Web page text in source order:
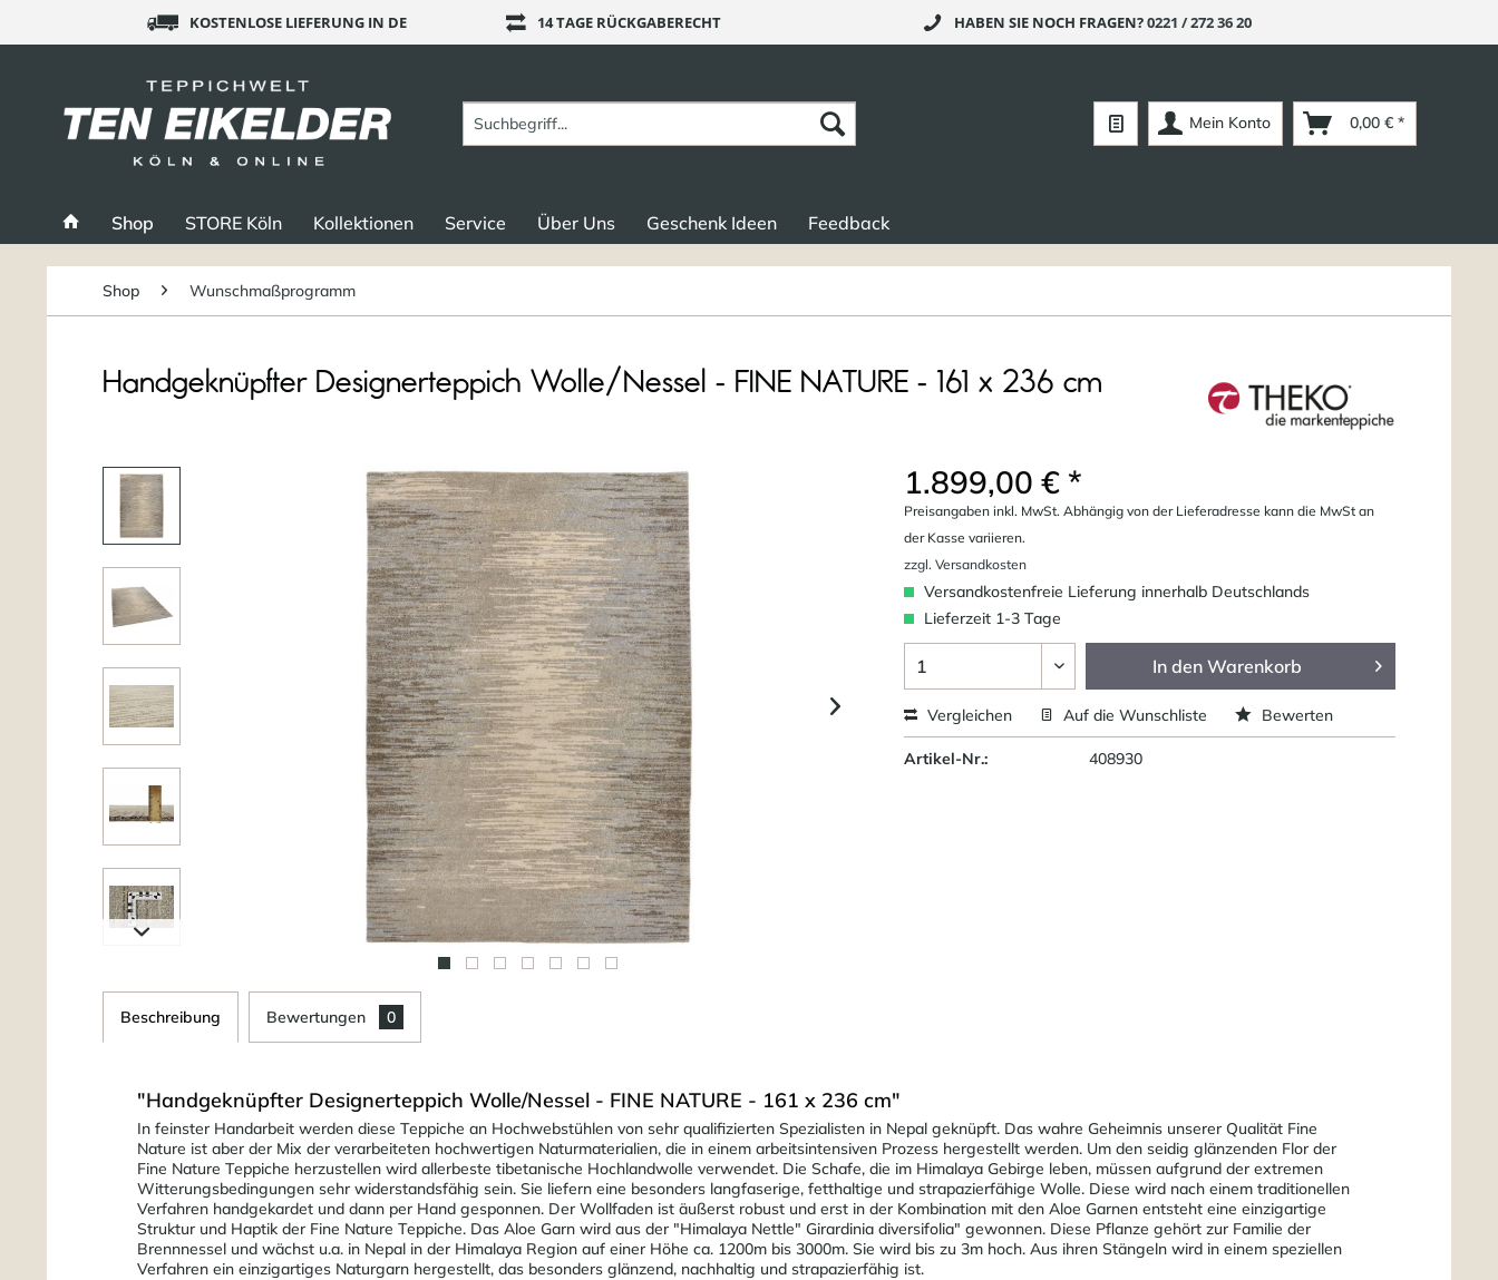
KOSTENLOSE LIEFERUNG IN DE 14 TAGE RÜCKGABERECHT HABEN SIE NOCH FRAGEN?0221 / 272 36 20
Mein Konto 0,00 € *
Shop STORE Köln Kollektionen Service Über Uns Geschenk Ideen Feedback
Shop Wunschmaßprogramm
Handgeknüpfter Designerteppich Wolle/Nessel - FINE NATURE - 161 x 236 cm
1.899,00 € *
Preisangaben inkl. MwSt. Abhängig von der Lieferadresse kann die MwSt an
der Kasse variieren.
zzgl. Versandkosten
Versandkostenfreie Lieferung innerhalb Deutschlands
Lieferzeit 1-3 Tage
In den Warenkorb
Vergleichen Auf die Wunschliste Bewerten
Artikel-Nr.: 408930
Beschreibung Bewertungen 0
"Handgeknüpfter Designerteppich Wolle/Nessel - FINE NATURE - 161 x 236 cm"
In feinster Handarbeit werden diese Teppiche an Hochwebstühlen von sehr qualifizierten Spezialisten in Nepal geknüpft. Das wahre Geheimnis unserer Qualität Fine
Nature ist aber der Mix der verarbeiteten hochwertigen Naturmaterialien, die in einem arbeitsintensiven Prozess hergestellt werden. Um den seidig glänzenden Flor der
Fine Nature Teppiche herzustellen wird allerbeste tibetanische Hochlandwolle verwendet. Die Schafe, die im Himalaya Gebirge leben, müssen aufgrund der extremen
Witterungsbedingungen sehr widerstandsfähig sein. Sie liefern eine besonders langfaserige, fetthaltige und strapazierfähige Wolle. Diese wird nach einem traditionellen
Verfahren handgekardet und dann per Hand gesponnen. Der Wollfaden ist äußerst robust und erst in der Kombination mit den Aloe Garnen entsteht eine einzigartige
Struktur und Haptik der Fine Nature Teppiche. Das Aloe Garn wird aus der "Himalaya Nettle" Girardinia diversifolia" gewonnen. Diese Pflanze gehört zur Familie der
Brennnessel und wächst u.a. in Nepal in der Himalaya Region auf einer Höhe ca. 1200m bis 3000m. Sie wird bis zu 3m hoch. Aus ihren Stängeln wird in einem speziellen
Verfahren ein einzigartiges Naturgarn hergestellt, das besonders glänzend, nachhaltig und strapazierfähig ist.